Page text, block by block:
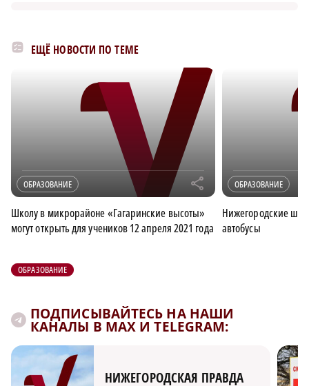
ЕЩЁ НОВОСТИ ПО ТЕМЕ
ОБРАЗОВАНИЕ r
Школу в микрорайоне «Гагаринские высоты»
могут открыть для учеников 12 апреля 2021 года
ОБРАЗОВАНИЕ
Нижегородские
автобусы
ОБРАЗОВАНИЕ
ПОДПИСЫВАЙТЕСЬ НА НАШИ
КАНАЛЫ В MAX И TELEGRAM:
НИЖЕГОРОДСКАЯ ПРАВДА